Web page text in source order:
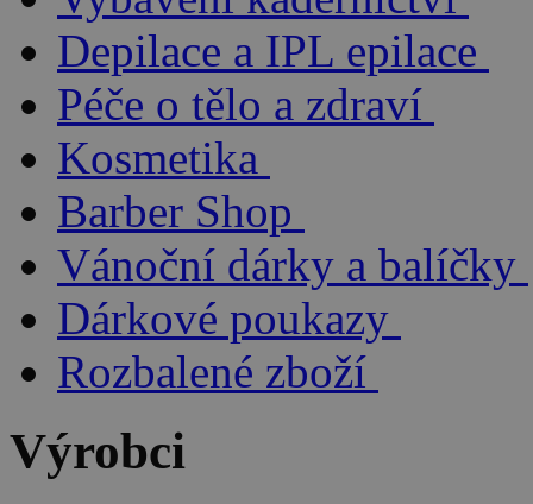
Depilace a IPL epilace
Péče o tělo a zdraví
Kosmetika
Barber Shop
Vánoční dárky a balíčky
Dárkové poukazy
Rozbalené zboží
Výrobci